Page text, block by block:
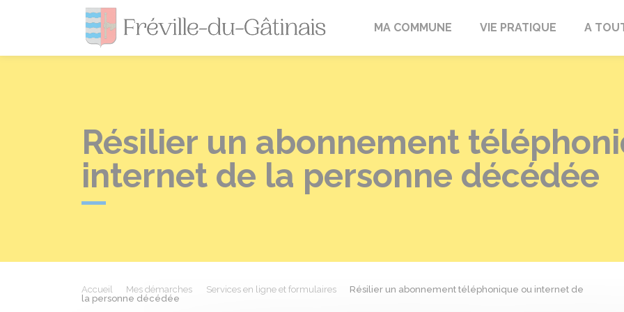
Fréville-du-Gâtinais
MA COMMUNE VIE PRATIQUE A
Résilier un abonnement
internet de la personne décédée
Accueil Mes démarches Services en ligne et formulaires
Résilier un abonnement téléphonique ou internet de
la personne décédée